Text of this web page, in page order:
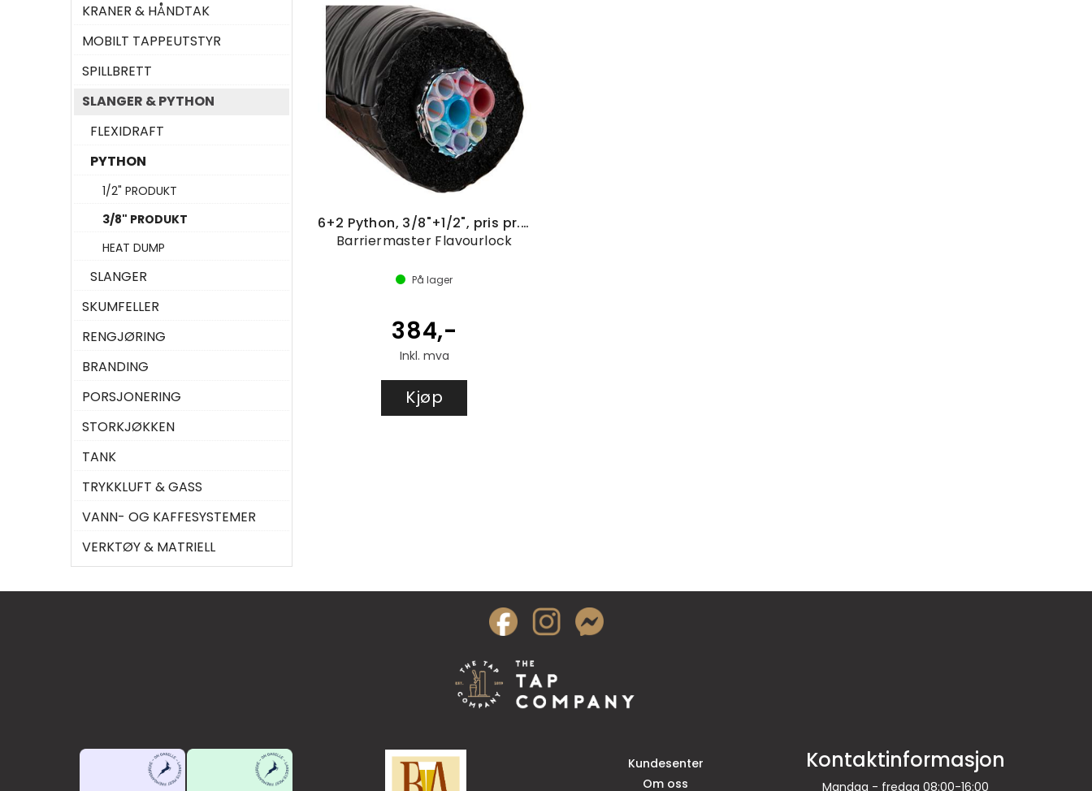
KRANER & HÅNDTAK
MOBILT TAPPEUTSTYR
SPILLBRETT
SLANGER & PYTHON
FLEXIDRAFT
PYTHON
1/2" PRODUKT
3/8" PRODUKT
HEAT DUMP
SLANGER
SKUMFELLER
RENGJØRING
BRANDING
PORSJONERING
STORKJØKKEN
TANK
TRYKKLUFT & GASS
VANN- OG KAFFESYSTEMER
VERKTØY & MATRIELL
6+2 Python, 3/8"+1/2", pris pr. meter
Barriermaster Flavourlock
På lager
384,-
Inkl. mva
Kjøp
Kundesenter
Om oss
Kontaktinformasjon
Mandag - fredag 08:00-16:00